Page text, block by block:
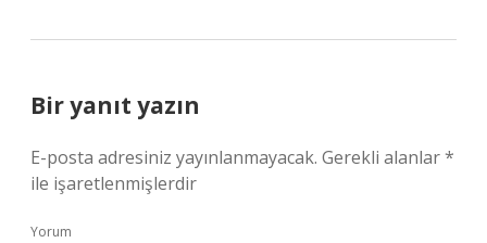
Bir yanıt yazın
E-posta adresiniz yayınlanmayacak. Gerekli alanlar*
ile işaretlenmişlerdir
Yorum